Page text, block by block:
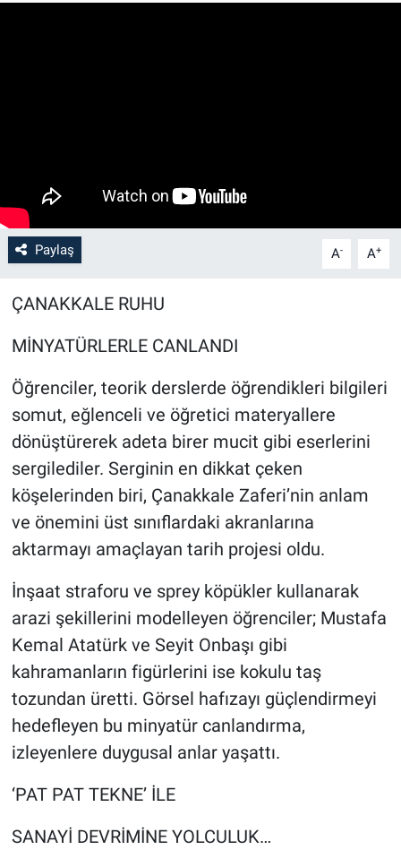
Paylaş A- A+
ÇANAKKALE RUHU
MİNYATÜRLERLE CANLANDI
Öğrenciler, teorik derslerde öğrendikleri bilgileri
somut, eğlenceli ve öğretici materyallere
dönüştürerek adeta birer mucit gibi eserlerini
sergilediler. Serginin en dikkat çeken
köşelerinden biri, Çanakkale Zaferi’nin anlam
ve önemini üst sınıflardaki akranlarına
aktarmayı amaçlayan tarih projesi oldu.
İnşaat straforu ve sprey köpükler kullanarak
arazi şekillerini modelleyen öğrenciler; Mustafa
Kemal Atatürk ve Seyit Onbaşı gibi
kahramanların figürlerini ise kokulu taş
tozundan üretti. Görsel hafızayı güçlendirmeyi
hedefleyen bu minyatür canlandırma,
izleyenlere duygusal anlar yaşattı.
‘PAT PAT TEKNE’ İLE
SANAYİ DEVRİMİNE YOLCULUK…